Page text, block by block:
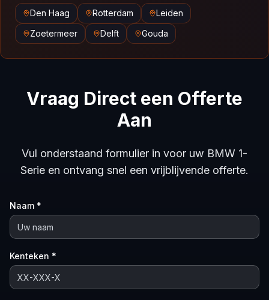
Den Haag Rotterdam
Leiden
Zoetermeer
Delft Gouda
Vraag Direct een Offerte
Aan
Vul onderstaand formulier in voor uw BMW 1-
Serie en ontvang snel een vrijblijvende offerte.
Naam *
Kenteken *